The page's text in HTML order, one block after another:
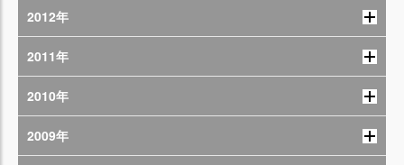
2012年
2011年
2010年
2009年